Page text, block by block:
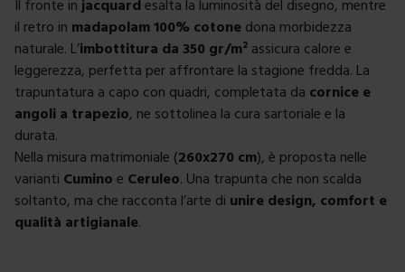
Il fronte in jacquardesalta la luminosità del disegno, mentre
il retro in madapolam 100% cotone dona morbidezza
naturale. L’imbottitura da 350 gr/m² assicura calore e
leggerezza, perfetta per affrontare la stagione fredda. La
trapuntatura a capo con quadri, completata da cornice e
angoli a trapezio, ne sottolinea la cura sartoriale e la
durata.
Nella misura matrimoniale (260x270 cm), è proposta nelle
varianti Cumino e Ceruleo. Una trapunta che non scalda
soltanto, ma che racconta l’arte di unire design, comfort e
qualità artigianale.